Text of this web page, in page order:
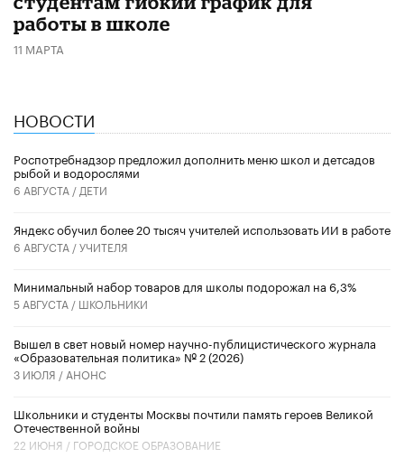
работы в школе
11 МАРТА
НОВОСТИ
Роспотребнадзор предложил дополнить меню школ и детсадов
рыбой и водорослями
6 АВГУСТА / ДЕТИ
​Яндекс обучил более 20 тысяч учителей использовать ИИ в работе
6 АВГУСТА /УЧИТЕЛЯ
Минимальный набор товаров для школы подорожал на 6,3%
5 АВГУСТА / ШКОЛЬНИКИ
Вышел в свет новый номер научно-публицистического журнала
«Образовательная политика» № 2 (2026)
3 ИЮЛЯ / АНОНС
Школьники и студенты Москвы почтили память героев Великой
Отечественной войны
22 ИЮНЯ / ГОРОДСКОЕ ОБРАЗОВАНИЕ